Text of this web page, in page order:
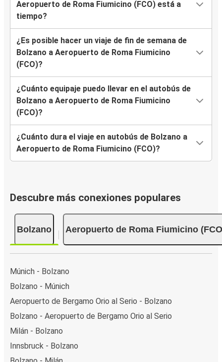
Aeropuerto de Roma Fiumicino (FCO) está a
tiempo?
¿Es posible hacer un viaje de fin de semana de
Bolzano a Aeropuerto de Roma Fiumicino
(FCO)?
¿Cuánto equipaje puedo llevar en el autobús de
Bolzano a Aeropuerto de Roma Fiumicino
(FCO)?
¿Cuánto dura el viaje en autobús de Bolzano a
Aeropuerto de Roma Fiumicino (FCO)?
Descubre más conexiones populares
Bolzano Aeropuerto de Roma Fiumicino
Múnich - Bolzano
Bolzano - Múnich
Aeropuerto de Bergamo Orio al Serio - Bolzano
Bolzano - Aeropuerto de Bergamo Orio al Serio
Milán - Bolzano
Innsbruck - Bolzano